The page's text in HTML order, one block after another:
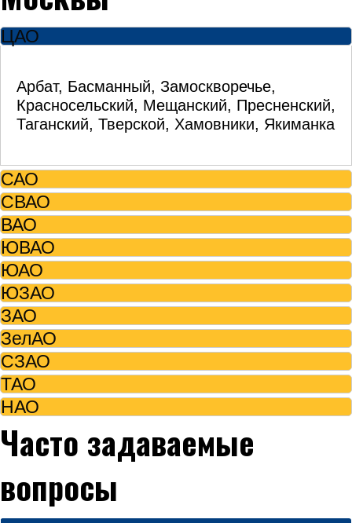
ЦАО
Арбат, Басманный, Замоскворечье,
Красносельский, Мещанский, Пресненский,
Таганский, Тверской, Хамовники, Якиманка
САО
СВАО
ВАО
ЮВАО
ЮАО
ЮЗАО
ЗАО
ЗелАО
СЗАО
ТАО
НАО
Часто задаваемые
вопросы